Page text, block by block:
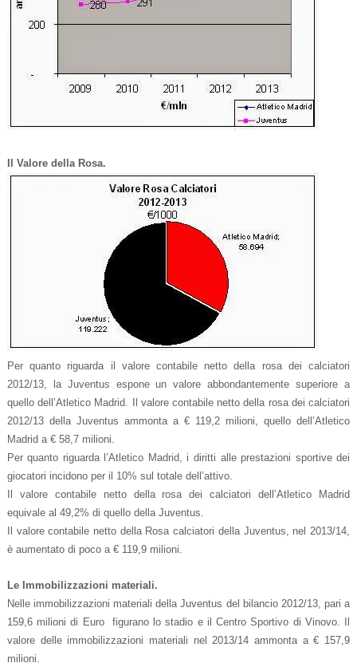
Il Valore della Rosa.
Per quanto riguarda il valore contabile netto della rosa dei calciatori
2012/13, la Juventus espone un valore abbondantemente superiore a
quello dell’Atletico Madrid. Il valore contabile netto della rosa dei calciatori
2012/13 della Juventus ammonta a € 119,2 milioni, quello dell’Atletico
Madrid a € 58,7 milioni.
Per quanto riguarda l’Atletico Madrid, i diritti alle prestazioni sportive dei
giocatori incidono per il 10% sul totale dell’attivo.
Il valore contabile netto della rosa dei calciatori dell’Atletico Madrid
equivale al 49,2% di quello della Juventus.
Il valore contabile netto della Rosa calciatori della Juventus, nel 2013/14,
è aumentato di poco a € 119,9 milioni.
Le Immobilizzazioni materiali.
Nelle immobilizzazioni materiali della Juventus del bilancio 2012/13, pari a
159,6 milioni di Euro figurano lo stadio e il Centro Sportivo di Vinovo. Il
valore delle immobilizzazioni materiali nel 2013/14 ammonta a € 157,9
milioni.